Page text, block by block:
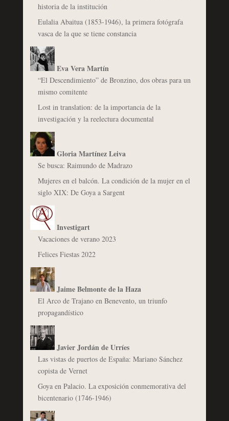
historia de la institución
Eulalia Abaitua (1853-1946), la primera fotógrafa
vasca de la que se tiene constancia
Eva Vera Martín
“El Descendimiento” de Bronzino, dos obras para un
mismo comitente
Lost in translation: de la importancia de la
investigación y la reelectura documental
Gloria Martínez Leiva
Se busca: Raimundo de Madrazo
Mujeres en el balcón. La condición de la mujer en el
siglo XIX: De Goya a Sargent
Investigart
Vacaciones de verano 2023
Felices Fiestas 2022
Jaime Belmonte de la Haza
El Arco de Trajano en Benevento, un triunfo
propagandístico
Javier Jordán de Urríes
Las vistas de puertos de España: Mariano Sánchez
copista de Vernet
Goya en Palacio. La exposición conmemorativa del
bicentenario (1746-1946)